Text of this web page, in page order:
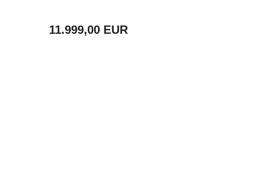
11.999,00 EUR